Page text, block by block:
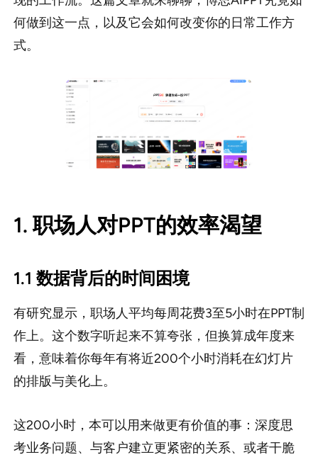
何做到这一点，以及它会如何改变你的日常工作方
式。
1. 职场人对PPT的效率渴望
1.1 数据背后的时间困境
有研究显示，职场人平均每周花费3至5小时在PPT制
作上。这个数字听起来不算夸张，但换算成年度来
看，意味着你每年有将近200个小时消耗在幻灯片
的排版与美化上。
这200小时，本可以用来做更有价值的事：深度思
考业务问题、与客户建立更紧密的关系、或者干脆